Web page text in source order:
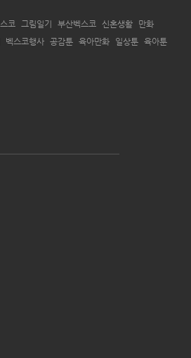
코 그림일기 부산벡스코 신혼생활
만화
벡스코행사 공감툰 육아만화 일상툰 육아툰